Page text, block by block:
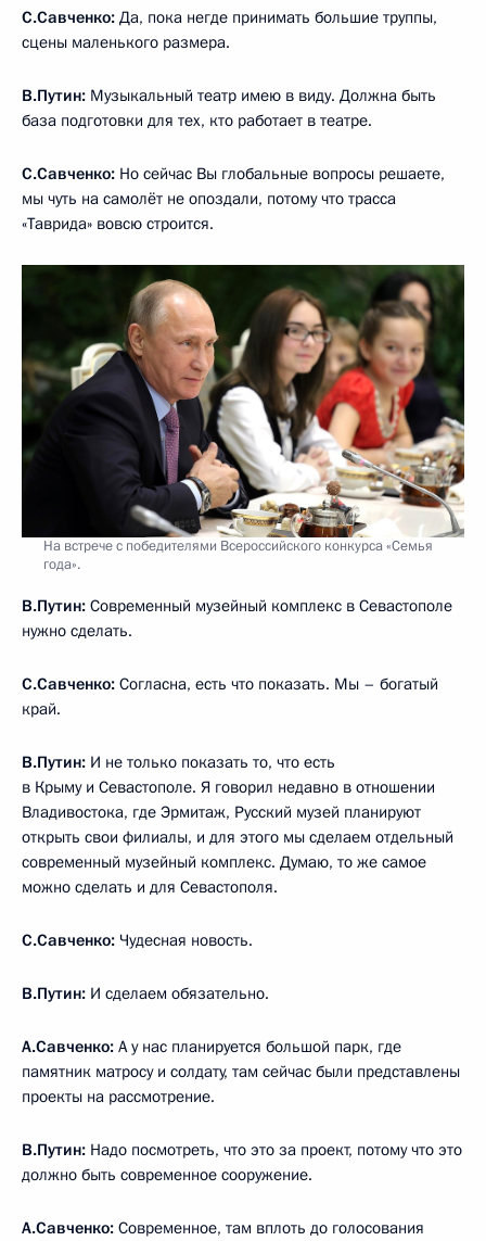
С.Савченко: Да, пока негде принимать большие труппы,
сцены маленького размера.
В.Путин: Музыкальный театр имею в виду. Должна быть
база подготовки для тех, кто работает в театре.
С.Савченко: Но сейчас Вы глобальные вопросы решаете,
мы чуть на самолёт не опоздали, потому что трасса
«Таврида» вовсю строится.
На встрече с победителями Всероссийского конкурса «Семья
года».
В.Путин: Современный музейный комплекс в Севастополе
нужно сделать.
С.Савченко: Согласна, есть что показать. Мы – богатый
край.
В.Путин: И не только показать то, что есть
в Крыму и Севастополе. Я говорил недавно в отношении
Владивостока, где Эрмитаж, Русский музей планируют
открыть свои филиалы, и для этого мы сделаем отдельный
современный музейный комплекс. Думаю, то же самое
можно сделать и для Севастополя.
С.Савченко: Чудесная новость.
В.Путин: И сделаем обязательно.
А.Савченко: А у нас планируется большой парк, где
памятник матросу и солдату, там сейчас были представлены
проекты на рассмотрение.
В.Путин: Надо посмотреть, что это за проект, потому что это
должно быть современное сооружение.
А.Савченко: Современное, там вплоть до голосования